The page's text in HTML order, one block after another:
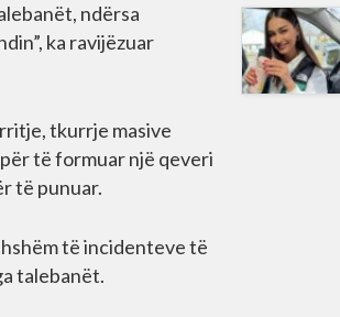
ndërsa
ka ravijëzuar
tkurrje masive
të formuar një qeveri
të punuar.
të incidenteve të
talebanët.